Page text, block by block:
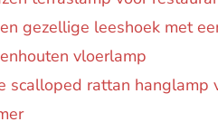
gezellige leeshoek met
vloerlamp
scalloped rattan hanglamp